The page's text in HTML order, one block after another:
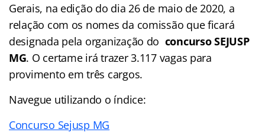
Gerais, na edição do dia 26 de maio de 2020, a
relação com os nomes da comissão que ficará
designada pela organização do concurso SEJUSP
MG. O certame irá trazer 3.117 vagas para
provimento em três cargos.
Navegue utilizando o índice:
Concurso Sejusp MG